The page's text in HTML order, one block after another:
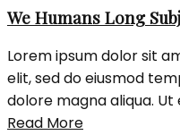
We Humans Long
Lorem ipsum dolor sit
elit, sed do eiusmod
dolore magna aliqua. Ut
Read More